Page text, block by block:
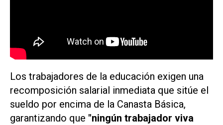
Los trabajadores de la educación exigen una
recomposición salarial inmediata que sitúe el
sueldo por encima de la Canasta Básica,
garantizando que "ningún trabajador viva